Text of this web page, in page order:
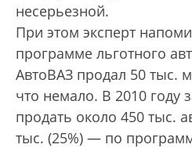
несерьезной.
При этом эксперт
программе льготного
АвтоВАЗ продал 50 тыс.
что немало. В 2010 году
продать около 450 тыс.
тыс. (25%) — по